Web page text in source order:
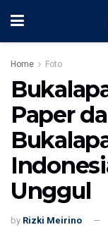
Home Foto
Paper
Unggul
by Rizki Meirino